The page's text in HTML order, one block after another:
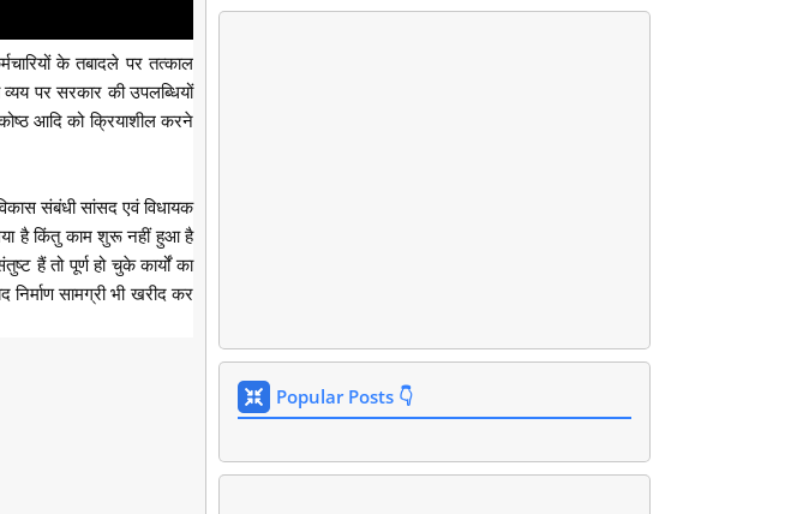
के तबादले पर तत्काल
पर सरकार की उपलब्धियों
आदि को क्रियाशील करने
संबंधी सांसद एवं विधायक
गया है किंतु काम शुरू नहीं हुआ है
हैं तो पूर्ण हो चुके कार्यों का
सामग्री भी खरीद कर
Popular Posts 👇